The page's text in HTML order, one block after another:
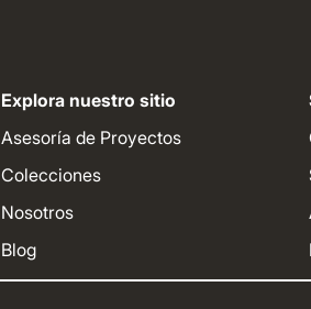
Explora nuestro sitio
Asesoría de Proyectos
Colecciones
Nosotros
Blog